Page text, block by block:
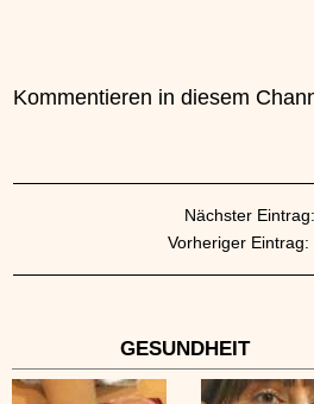
Kommentieren in diesem
Nächster Eintrag:
Vorheriger Eintrag:
GESUNDHEIT